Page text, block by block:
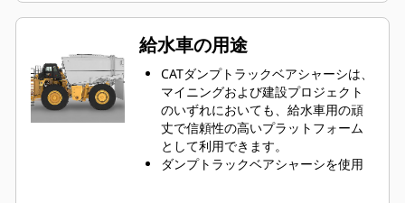
給水車の用途
CATダンプトラックベアシャーシは、
マイニングおよび建設プロジェクト
のいずれにおいても、給水車用の頑
丈で信頼性の高いプラットフォーム
として利用できます。
ダンプトラックベアシャーシを使用